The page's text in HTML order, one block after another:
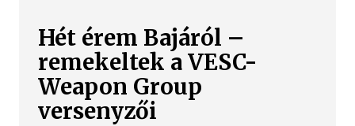
Hét érem Bajáról –
remekeltek a VESC-
Weapon Group
versenyzői